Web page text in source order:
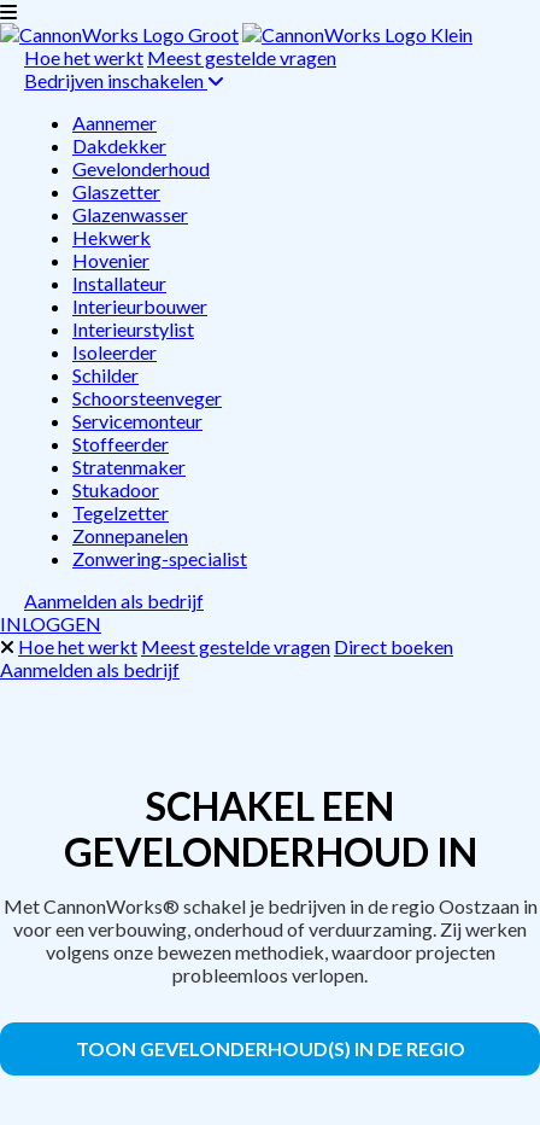
Hoe het werkt Meest gestelde vragen
Bedrijven inschakelen
Aannemer
Dakdekker
Gevelonderhoud
Glaszetter
Glazenwasser
Hekwerk
Hovenier
Installateur
Interieurbouwer
Interieurstylist
Isoleerder
Schilder
Schoorsteenveger
Servicemonteur
Stoffeerder
Stratenmaker
Stukadoor
Tegelzetter
Zonnepanelen
Zonwering-specialist
Aanmelden als bedrijf
INLOGGEN
Hoe het werkt Meest gestelde vragen Direct boeken
Aanmelden als bedrijf
SCHAKEL EEN
GEVELONDERHOUD IN
Met CannonWorks® schakel je bedrijven in de regio Oostzaan in
voor een verbouwing, onderhoud of verduurzaming. Zij werken
volgens onze bewezen methodiek, waardoor projecten
probleemloos verlopen.
TOON GEVELONDERHOUD(S) IN DE REGIO